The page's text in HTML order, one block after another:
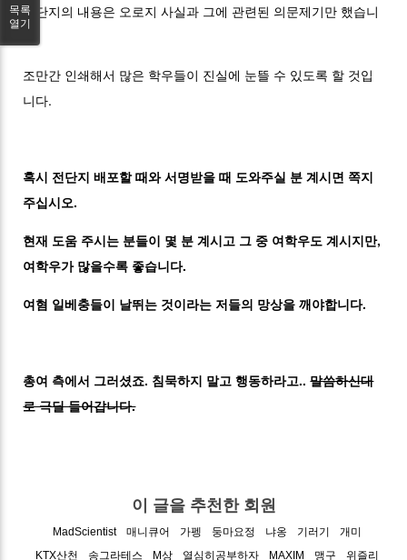
전단지의 내용은 오로지 사실과 그에 관련된 의문제기만 했습니
조만간 인쇄해서 많은 학우들이 진실에 눈뜰 수 있도록 할 것입
니다.
혹시 전단지 배포할 때와 서명받을 때 도와주실 분 계시면 쪽지
주십시오.
현재 도움 주시는 분들이 몇 분 계시고 그 중 여학우도 계시지만,
여학우가 많을수록 좋습니다.
여혐 일베충들이 날뛰는 것이라는 저들의 망상을 깨야합니다.
총여 측에서 그러셨죠. 침묵하지 말고 행동하라고..말씀하신대
로 극딜 들어갑니다.
이 글을 추천한 회원
MadScientist 매니큐어 가펭 둥마요정 냐옹 기러기
개미
KTX산천
송그라테스 M상 열심히공부하자 MAXIM 맹구 위즐리
목록
열기